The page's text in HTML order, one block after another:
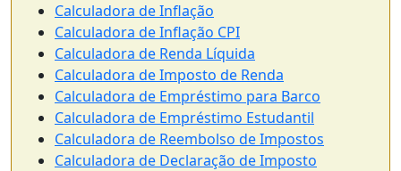
Calculadora de Inflação
Calculadora de Inflação CPI
Calculadora de Renda Líquida
Calculadora de Imposto de Renda
Calculadora de Empréstimo para Barco
Calculadora de Empréstimo Estudantil
Calculadora de Reembolso de Impostos
Calculadora de Declaração de Imposto